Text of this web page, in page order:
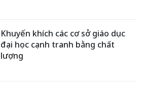
Khuyến khích các cơ sở giáo dục
đại học cạnh tranh bằng chất
lượng